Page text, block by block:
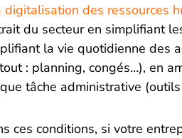
digitalisation des ressources
du secteur en simplifiant
la vie quotidienne des
: planning, congés…), en
tâche administrative
ces conditions, si votre